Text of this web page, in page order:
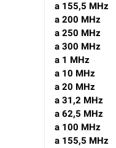
a 155,5 MHz
a 200 MHz
a 250 MHz
a 300 MHz
a 1 MHz
a 10 MHz
a 20 MHz
a 31,2 MHz
a 62,5 MHz
a 100 MHz
a 155,5 MHz